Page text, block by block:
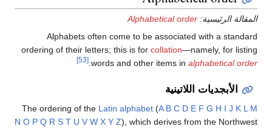
المقالة الرئيسية: Alphabetical order
Alphabets often come to be associated with a standard
ordering of their letters; this is for collation—namely, for listing
words and other items in alphabetical order
.
[53]
الأبجديات اللاتينية
The ordering of the Latin alphabet (A B C D E F G H I J K L M
N O P Q R S T U V W X Y Z), which derives from the Northwest